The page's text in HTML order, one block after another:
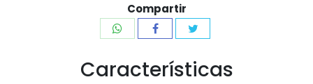
Compartir
Características